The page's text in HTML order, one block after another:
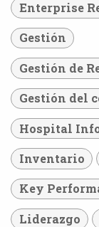
Enterprise
Gestión
Gestión de
Gestión del
Hospital
Inventario
Key
Liderazgo